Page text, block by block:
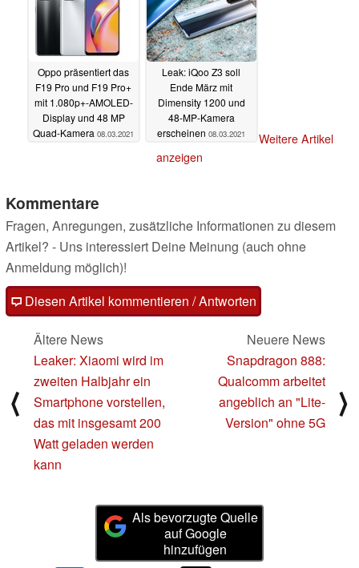
Oppo präsentiert das
F19 Pro und F19 Pro+
mit 1.080p+-AMOLED-
Display und 48 MP
Quad-Kamera 08.03.2021
Leak: iQoo Z3 soll
Ende März mit
Dimensity 1200 und
48-MP-Kamera
erscheinen 08.03.2021
Weitere Artikel
anzeigen
Kommentare
Fragen, Anregungen, zusätzliche Informationen zu diesem
Artikel? - Uns interessiert Deine Meinung (auch ohne
Anmeldung möglich)!
Diesen Artikel kommentieren / Antworten
⟨
Ältere News
Leaker: Xiaomi wird im
zweiten Halbjahr ein
Smartphone vorstellen,
das mit insgesamt 200
Watt geladen werden
kann
Neuere News
Snapdragon 888:
Qualcomm arbeitet
angeblich an "Lite-
Version" ohne 5G
⟩
Als bevorzugte Quelle
auf Google
hinzufügen